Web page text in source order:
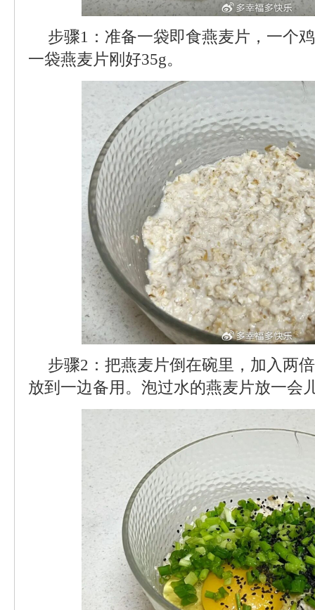
步骤1：准备一袋即食燕麦片，一个
一袋燕麦片刚好35g。
步骤2：把燕麦片倒在碗里，加入两
放到一边备用。泡过水的燕麦片放一会